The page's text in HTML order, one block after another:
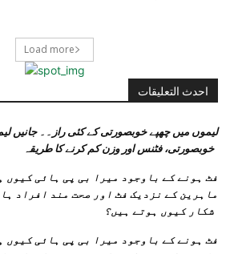
Load more
احدث التعليقات
لیموں میں چھپے خوبصورتی کے کئی راز۔۔ جانیں
خوبصورتی، فٹنس اور وزن کم کرنے کا طریقہ
ماہرین کے نزدیک فٹ اور صحت مند افراد
شکار کیوں ہوتے ہیں؟